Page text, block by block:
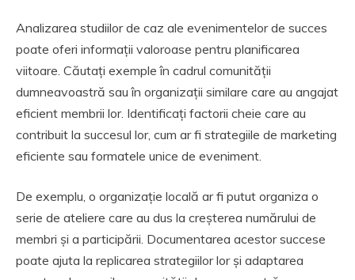
Analizarea studiilor de caz ale evenimentelor de succes
poate oferi informații valoroase pentru planificarea
viitoare. Căutați exemple în cadrul comunității
dumneavoastră sau în organizații similare care au angajat
eficient membrii lor. Identificați factorii cheie care au
contribuit la succesul lor, cum ar fi strategiile de marketing
eficiente sau formatele unice de eveniment.
De exemplu, o organizație locală ar fi putut organiza o
serie de ateliere care au dus la creșterea numărului de
membri și a participării. Documentarea acestor succese
poate ajuta la replicarea strategiilor lor și adaptarea